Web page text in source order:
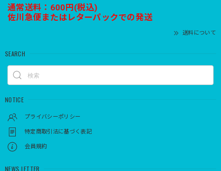
通常送料：600円(税込)
佐川急便またはレターパックでの発送
送料について
SEARCH
NOTICE
プライバシーポリシー
特定商取引法に基づく表記
会員規約
NEWS LETTER